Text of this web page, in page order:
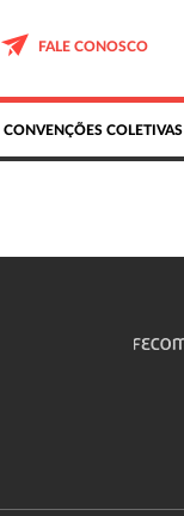
FALE CONOSCO
CONVENÇÕES COLETIVAS